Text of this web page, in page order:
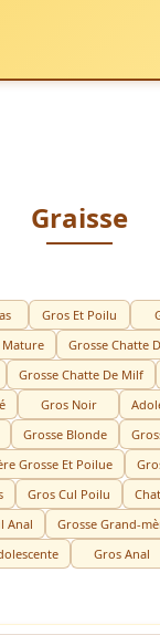
Graisse
Gros Et Poilu
Mature
Grosse Chatte
Grosse Chatte De Milf
Gros Noir
Grosse Blonde
Grosse Et Poilue
Gros Cul Poilu
Anal
Grosse Grand-
Gros Anal